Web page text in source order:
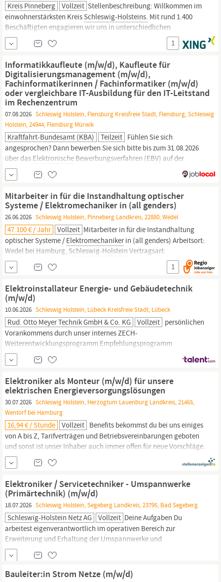
Kreis Pinneberg Vollzeit Stellenbeschreibung: Willkommen im
einwohnerstärksten Kreis Schleswig-Holsteins. Mit rund 1.400
Beschäftigten engagieren wir uns in unterschiedlichen
Fachgebieten für das Wohl von ca. 325.000 Menschen –
individuell, freundlich und verbindlich. Im Technischen
Gebäudemanagement arbeiten wir gemeinsam daran, die
1
Informatik­kaufleute (m/w/d), Kaufleute für
Digitalisierungs­management (m/w/d),
Fachinformatikerinnen / Fachinformatiker (m/w/d)
oder vergleichbare IT-Ausbildung für den IT-Leitstand
im Rechenzentrum
07.08.2026 Schleswig Holstein, Flensburg Kreisfreie Stadt, Flensburg, Schleswig
Holstein, 24944, Flensburg Mürwik
Kraftfahrt-Bundesamt (KBA) Teilzeit Fühlen Sie sich
angesprochen? Dann bewerben Sie sich bitte bis zum 31.08.2026
über das Elektronische Bewerbungs­verfahren (EBV) auf der
Einstiegsseite: https:/www.bav.bund.de/Einstieg-EBV Wählen Sie
dort „Bewerbung mittels Referenzcode“ aus und geben Sie bitte
Mitarbeiter in für die Instandhaltung optischer
Systeme / Elektromechaniker in (all genders)
26.06.2026 Schleswig Holstein, Pinneberg Landkreis, 22880, Wedel
47.100 € / Jahr Vollzeit Mitarbeiter in für die Instandhaltung
optischer Systeme / Elektromechanikerin (all genders) Arbeitsort:
Wedel bei Hamburg, Schleswig-Holstein Vertragsart:
unbefristeter Vertrag Einstiegslevel: Berufseinsteigende,
Berufserfahrene Home Office: keine Angabe Stellen-ID: 1335 Job
denen...
1
Elektroinstallateur Energie- und Gebäudetechnik
(m/w/d)
10.06.2026 Schleswig Holstein, Lübeck Kreisfreie Stadt, Lübeck
Rud. Otto Meyer Technik GmbH & Co. KG Vollzeit persönlichen
Vorankommens durch unser internes ZECH-
Weiterentwicklungsprogramm Empfehlungsprogramm
(Mitarbeiter werben Mitarbeiter) Teilnahme am Corporate
Benefits Programm mit exklusiven Mitarbeiterrabatten Im Herzen
arbeiten Sie dort, wo andere Urlaub
machen Ihr Wohnort ist aktuell nicht in unserem
Elektroniker als Monteur (m/w/d) für unsere
elektrischen Energieversorgungslösungen
30.07.2026 Schleswig Holstein, Herzogtum Lauenburg Landkreis, 21465,
Wentorf bei Hamburg
16,94 € / Stunde Vollzeit Benefits bekommst du bei uns einiges
von A bis Z, Tarifverträgen und Betriebsvereinbarungen geboten
und sonst ist unser Inhaber auch immer offen für neue Vorschläge.
Hier kann sich jeder mit seinen Ideen und Engagement
einbringen. Wir vergüten nach dem Tarifvertrag des
Elektrohandwerks
Fachkräfte...
Elektroniker / Servicetechniker - Umspannwerke
(Primärtechnik) (m/w/d)
18.07.2026 Schleswig Holstein, Segeberg Landkreis, 23795, Bad Segeberg
Schleswig-Holstein Netz AG Vollzeit Deine Aufgaben Du
arbeitest eigenverantwortlich im operativen Bereich zur
Erweiterung und Erhaltung der Umspannwerke und
Schaltstationen im südöstlichen Bereich
führst Montagetätigkeiten an Betriebsmitteln in elektrischen
Anlagen durch (Hochspannung und Mittelspannung). Du
Bauleiter:in Strom Netze (m/w/d)